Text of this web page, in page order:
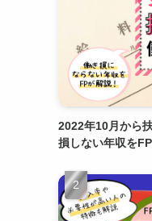
2022年10月から
損しない年収を